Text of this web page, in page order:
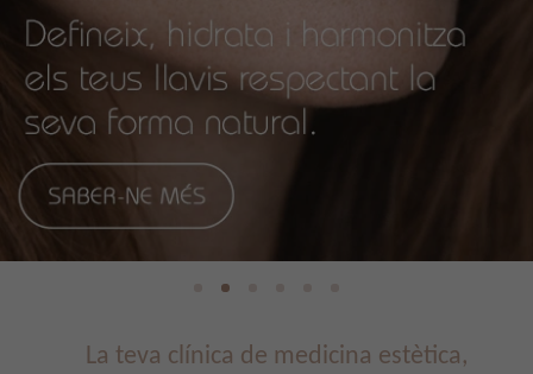
La teva clínica de medicina estètica,